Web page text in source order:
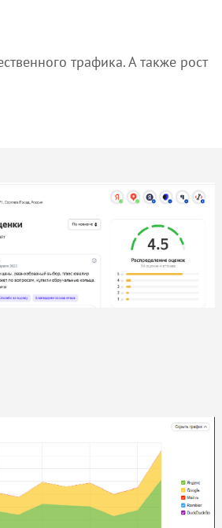
трафика. А также рост